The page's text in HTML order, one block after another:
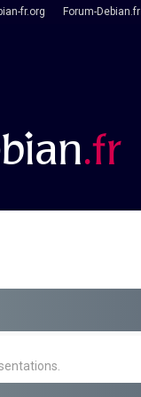
fr.org Forum-Debian.fr